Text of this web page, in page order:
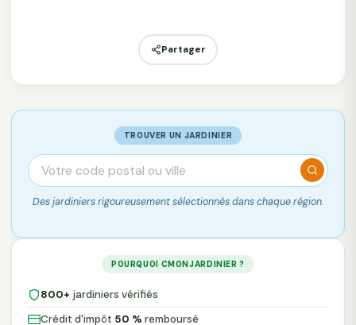
Partager
TROUVER UN JARDINIER
Des jardiniers rigoureusement sélectionnés dans chaque région.
POURQUOI CMONJARDINIER ?
800+ jardiniers vérifiés
Crédit d'impôt 50 % remboursé